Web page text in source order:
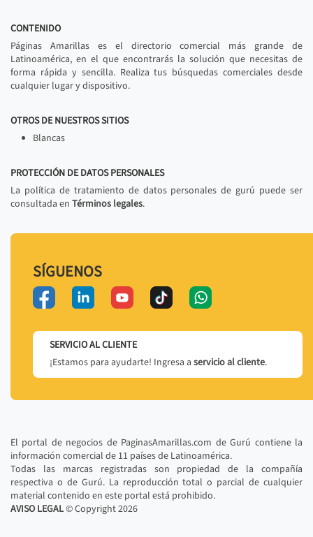
CONTENIDO
Páginas Amarillas es el directorio comercial más grande de
Latinoamérica, en el que encontrarás la solución que necesitas de
forma rápida y sencilla. Realiza tus búsquedas comerciales desde
cualquier lugar y dispositivo.
OTROS DE NUESTROS SITIOS
Blancas
PROTECCIÓN DE DATOS PERSONALES
La política de tratamiento de datos personales de gurú puede ser
consultada en Términos legales.
SÍGUENOS
SERVICIO AL CLIENTE
¡Estamos para ayudarte! Ingresa a servicio al cliente.
El portal de negocios de PaginasAmarillas.com de Gurú contiene la
información comercial de 11 países de Latinoamérica.
Todas las marcas registradas son propiedad de la compañía
respectiva o de Gurú. La reproducción total o parcial de cualquier
material contenido en este portal está prohibido.
AVISO LEGAL© Copyright2026